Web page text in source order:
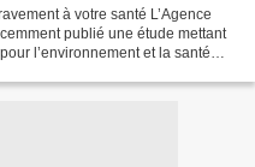
à votre santé L’Agence
publié une étude mettant
l’environnement et la santé